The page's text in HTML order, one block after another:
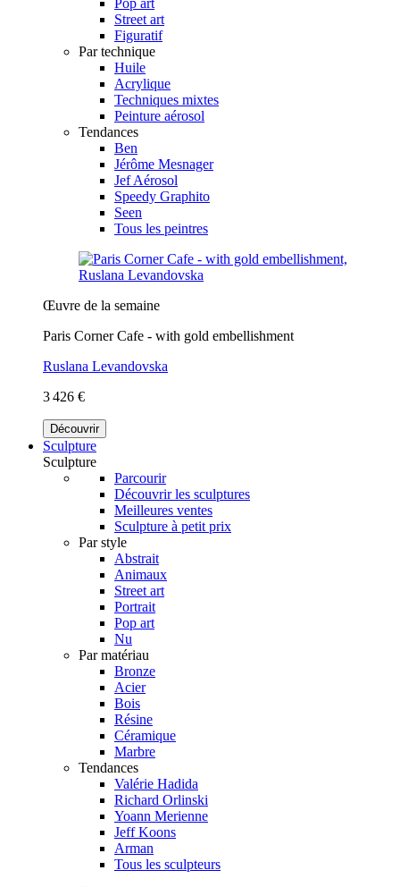
Street art
Figuratif
Par technique
Huile
Acrylique
Techniques mixtes
Peinture aérosol
Tendances
Ben
Jérôme Mesnager
Jef Aérosol
Speedy Graphito
Seen
Tous les peintres
Œuvre de la semaine
Paris Corner Cafe - with gold embellishment
Ruslana Levandovska
3 426 €
Découvrir
Sculpture
Sculpture
Parcourir
Découvrir les sculptures
Meilleures ventes
Sculpture à petit prix
Par style
Abstrait
Animaux
Street art
Portrait
Pop art
Nu
Par matériau
Bronze
Acier
Bois
Résine
Céramique
Marbre
Tendances
Valérie Hadida
Richard Orlinski
Yoann Merienne
Jeff Koons
Arman
Tous les sculpteurs